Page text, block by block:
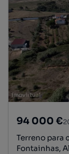
94 000 €
Terreno para
Fontainhas,